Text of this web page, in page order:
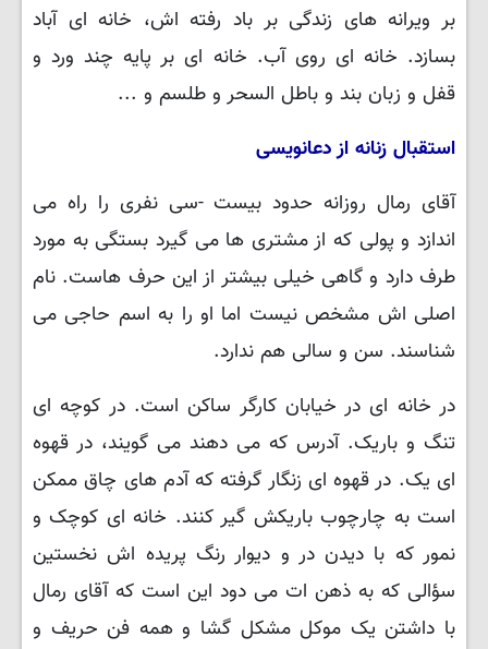
بر ویرانه های زندگی بر باد رفته اش، خانه ای آباد
بسازد. خانه ای روی آب. خانه ای بر پایه چند ورد و
قفل و زبان بند و باطل السحر و طلسم و ...
استقبال زنانه از دعانویسی
آقای رمال روزانه حدود بیست -سی نفری را راه می
اندازد و پولی که از مشتری ها می گیرد بستگی به مورد
طرف دارد و گاهی خیلی بیشتر از این حرف هاست. نام
اصلی اش مشخص نیست اما او را به اسم حاجی می
شناسند. سن و سالی هم ندارد.
در خانه ای در خیابان کارگر ساکن است. در کوچه ای
تنگ و باریک. آدرس که می دهند می گویند، در قهوه
ای یک. در قهوه ای زنگار گرفته که آدم های چاق ممکن
است به چارچوب باریکش گیر کنند. خانه ای کوچک و
نمور که با دیدن در و دیوار رنگ پریده اش نخستین
سؤالی که به ذهن ات می دود این است که آقای رمال
با داشتن یک موکل مشکل گشا و همه فن حریف و